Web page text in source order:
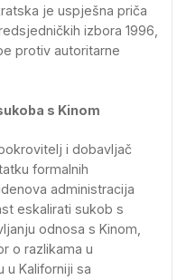
je uspješna priča
izbora 1996,
protiv autoritarne
s Kinom
i dobavljač
formalnih
administracija
eskalirati sukob s
odnosa s Kinom,
o razlikama u
u Kaliforniji sa